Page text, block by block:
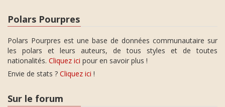
Polars Pourpres
Polars Pourpres est une base de données communautaire sur
les polars et leurs auteurs, de tous styles et de toutes
nationalités. Cliquez ici pour en savoir plus !
Envie de stats ? Cliquez ici !
Sur le forum